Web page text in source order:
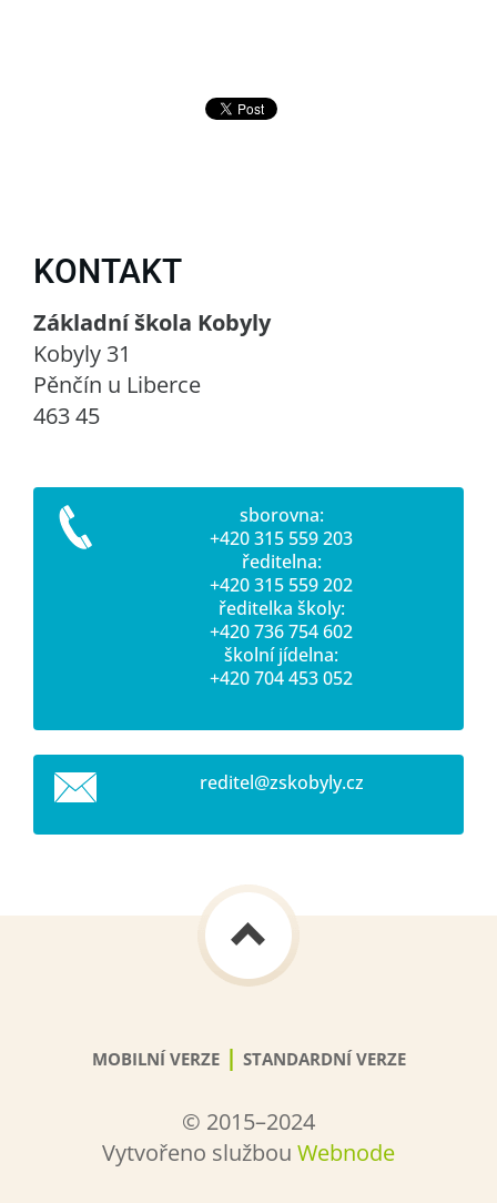
KONTAKT
Základní škola Kobyly
Kobyly 31
Pěnčín u Liberce
463 45
sborovna:
+420 315 559 203
ředitelna:
+420 315 559 202
ředitelka školy:
+420 736 754 602
školní jídelna:
+420 704 453 052
reditel@zskobyly.cz
MOBILNÍ VERZE | STANDARDNÍ VERZE
© 2015–2024
Vytvořeno službou Webnode